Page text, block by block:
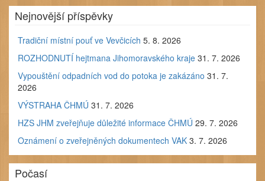
Nejnovější příspěvky
Tradiční místní pouť ve Vevčicích 5. 8. 2026
ROZHODNUTÍ hejtmana Jihomoravského kraje 31. 7. 2026
Vypouštění odpadních vod do potoka je zakázáno 31. 7.
2026
VÝSTRAHA ČHMÚ 31. 7. 2026
HZS JHM zveřejňuje důležité informace ČHMÚ 29. 7. 2026
Oznámení o zveřejněných dokumentech VAK 3. 7. 2026
Počasí